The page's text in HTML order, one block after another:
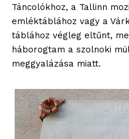
Táncolókhoz, a Tallinn
emléktáblához vagy a
táblához végleg eltűnt,
háborogtam a szolnoki
meggyalázása miatt.